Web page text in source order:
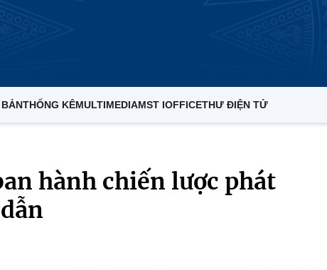
BẢNTHỐNG KÊMULTIMEDIAMST IOFFICETHƯ ĐIỆN TỬ
hành chiến lược phát